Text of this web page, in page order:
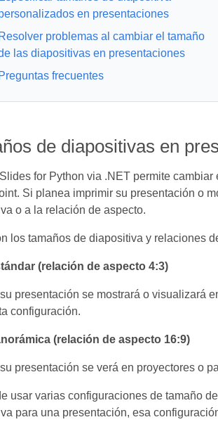
en presentaciones
Resolver problemas al cambiar el tamaño
las diapositivas en presentaciones
Preguntas frecuentes
de diapositivas en
for Python via .NET permite
Si planea imprimir su presentación o
o a la relación de aspecto.
los tamaños de diapositiva y relaciones
(relación de aspecto 4:3)
presentación se mostrará o visualizará
configuración.
(relación de aspecto 16:9)
presentación se verá en proyectores o
usar varias configuraciones de tamaño
para una presentación, esa